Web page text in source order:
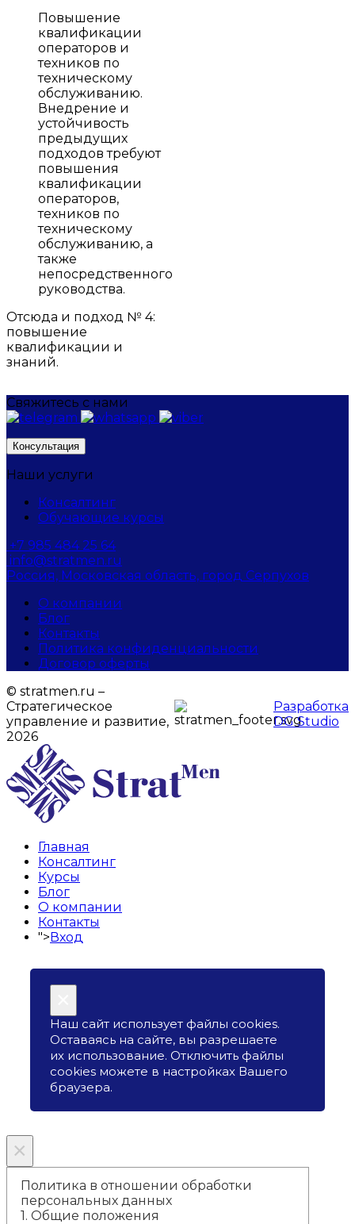
Повышение
квалификации
операторов и
техников по
техническому
обслуживанию.
Внедрение и
устойчивость
предыдущих
подходов требуют
повышения
квалификации
операторов,
техников по
техническому
обслуживанию, а
также
непосредственного
руководства.
Отсюда и подход № 4:
повышение
квалификации и
знаний.
Свяжитесь с нами
Консультация
Наши услуги
Консалтинг
Обучающие курсы
+7 985 484 25 64
info@stratmen.ru
Россия, Московская область, город Серпухов
О компании
Блог
Контакты
Политика конфиденциальности
Договор оферты
© stratmen.ru –
Cтратегическое
управление и развитие,
2026
Разработка
DG Studio
Главная
Консалтинг
Курсы
Блог
О компании
Контакты
">Вход
Наш сайт использует файлы cookies.
Оставаясь на сайте, вы разрешаете
их использование. Отключить файлы
cookies можете в настройках Вашего
браузера.
×
Политика в отношении обработки
персональных данных
1. Общие положения